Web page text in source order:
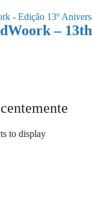
– 13th
to display